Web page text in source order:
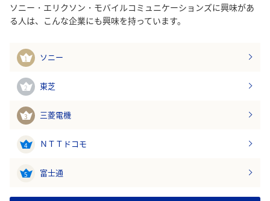
ソニー・エリクソン・モバイルコミュニケーションズに興味があ
る人は、こんな企業にも興味を持っています。
1 ソニー
2 東芝
3 三菱電機
4 ＮＴＴドコモ
5 富士通